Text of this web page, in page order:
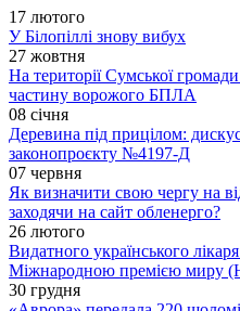
17 лютого
У Білопіллі знову вибух
27 жовтня
На території Сумської
частину ворожого БПЛА
08 січня
Деревина під прицілом:
законопроєкту №4197-Д
07 червня
Як визначити свою чергу на
заходячи на сайт обленерго?
26 лютого
Видатного українського
Міжнародною премією миру
30 грудня